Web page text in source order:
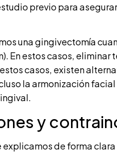
previo para
una gingivectomía
En estos casos,
casos, existen
la armonización
y
explicamos de forma